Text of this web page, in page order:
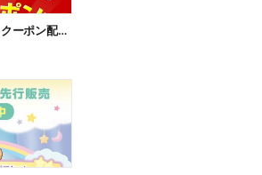
【おトク】お店で使えるクーポン配信中